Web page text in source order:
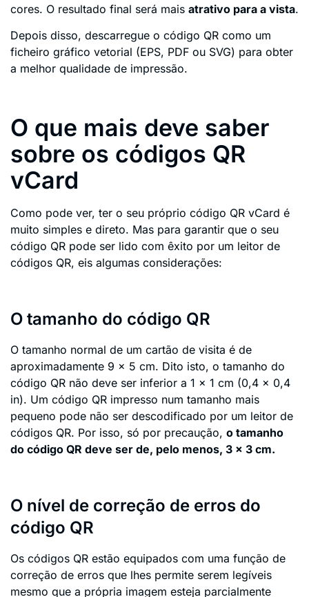
cores. O resultado final será mais atrativo para a vista.
Depois disso, descarregue o código QR como um
ficheiro gráfico vetorial (EPS, PDF ou SVG) para obter
a melhor qualidade de impressão.
O que mais deve saber
sobre os códigos QR
vCard
Como pode ver, ter o seu próprio código QR vCard é
muito simples e direto. Mas para garantir que o seu
código QR pode ser lido com êxito por um leitor de
códigos QR, eis algumas considerações:
O tamanho do código QR
O tamanho normal de um cartão de visita é de
aproximadamente 9 × 5 cm. Dito isto, o tamanho do
código QR não deve ser inferior a 1 x 1 cm (0,4 x 0,4
in). Um código QR impresso num tamanho mais
pequeno pode não ser descodificado por um leitor de
códigos QR. Por isso, só por precaução, o tamanho
do código QR deve ser de, pelo menos, 3 x 3 cm.
O nível de correção de erros do
código QR
Os códigos QR estão equipados com uma função de
correção de erros que lhes permite serem legíveis
mesmo que a própria imagem esteja parcialmente